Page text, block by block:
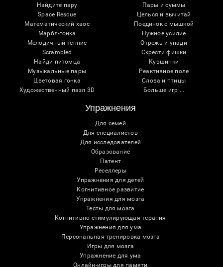
Найдите пару
Space Rescue
Математический хаос
Марбл-гонка
Мелодичный теннис
Scrambled
Найди питомца
Музыкальные пары
Цветовая гонка
Художественный пазл 3D
Пары и суммы
Целься и вычитай
Поединок с мышкой
Нужное усилие
Отрежь и упади
Скрести фишки
Кувшинки
Реактивное поле
Слова и птицы
Больше игр ...
Упражнения
Для семей
Для специалистов
Для исследователей
Образование
Патент
Реселлеры
Упражнения для детей
Когнитивное развитие
Упражнения для мозга
Тесты для мозга
Когнитивно-стимулирующая терапия
Упражнения для ума
Персональная тренировка мозга
Игры для мозга
Упражнение для ума
Онлайн-игры для памяти